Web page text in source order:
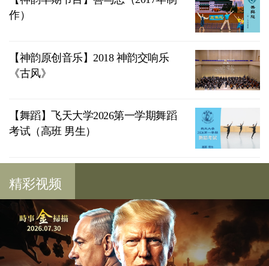
作）
【神韵原创音乐】2018 神韵交响乐
《古风》
【舞蹈】飞天大学2026第一学期舞蹈
考试（高班 男生）
精彩视频